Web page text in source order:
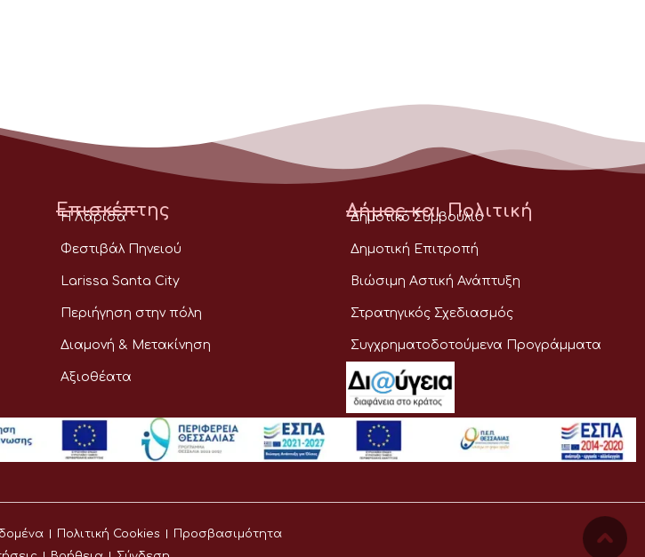
Επισκέπτης
Η Λάρισα
Φεστιβάλ Πηνειού
Larissa Santa City
Περιήγηση στην πόλη
Διαμονή & Μετακίνηση
Αξιοθέατα
Δήμος και Πολιτική
Δημοτικό Συμβούλιο
Δημοτική Επιτροπή
Βιώσιμη Αστική Ανάπτυξη
Στρατηγικός Σχεδιασμός
Συγχρηματοδοτούμενα Προγράμματα
Πολιτική Cookies
Προσβασιμότητα